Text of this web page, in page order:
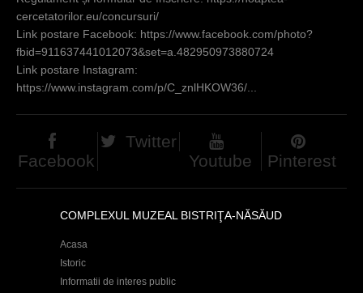
cercetatorilor.eu/concursuri/
Link postare Facebook: https://www.facebook.com/photo?
fbid=911637441012073&set=a.482950973880724
Link postare Instagram:
https://www.instagram.com/p/C_znlHKOW36/...
Facebook
Twitter
Youtube
Pinterest
COMPLEXUL MUZEAL BISTRIŢA-NĂSĂUD
Acasa
Istoric
Informatii de interes public